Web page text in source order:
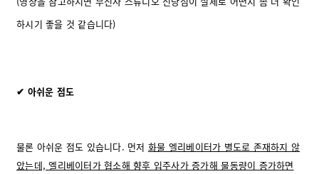
하시기 좋을 것 같습니다)
✔ 아쉬운 점도
물론 아쉬운 점도 있습니다. 먼저 화물 엘리베이터가 별도로 존재하지 않
았는데, 엘리베이터가 협소해 향후 입주사가 증가해 물동량이 증가하면